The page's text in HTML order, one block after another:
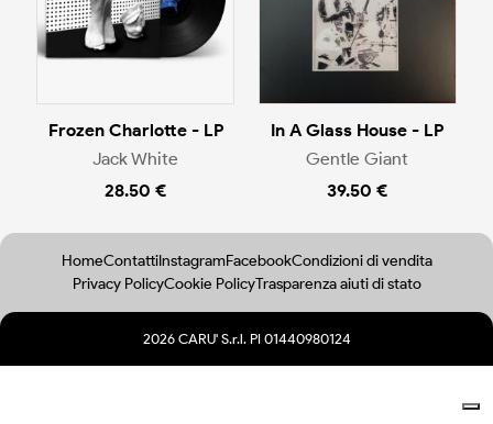
Frozen Charlotte - LP
Jack White
28.50 €
In A Glass House - LP
Gentle Giant
39.50 €
HomeContattiInstagramFacebookCondizioni di vendita
Privacy PolicyCookie PolicyTrasparenza aiuti di stato
2026 CARU' S.r.l. PI 01440980124